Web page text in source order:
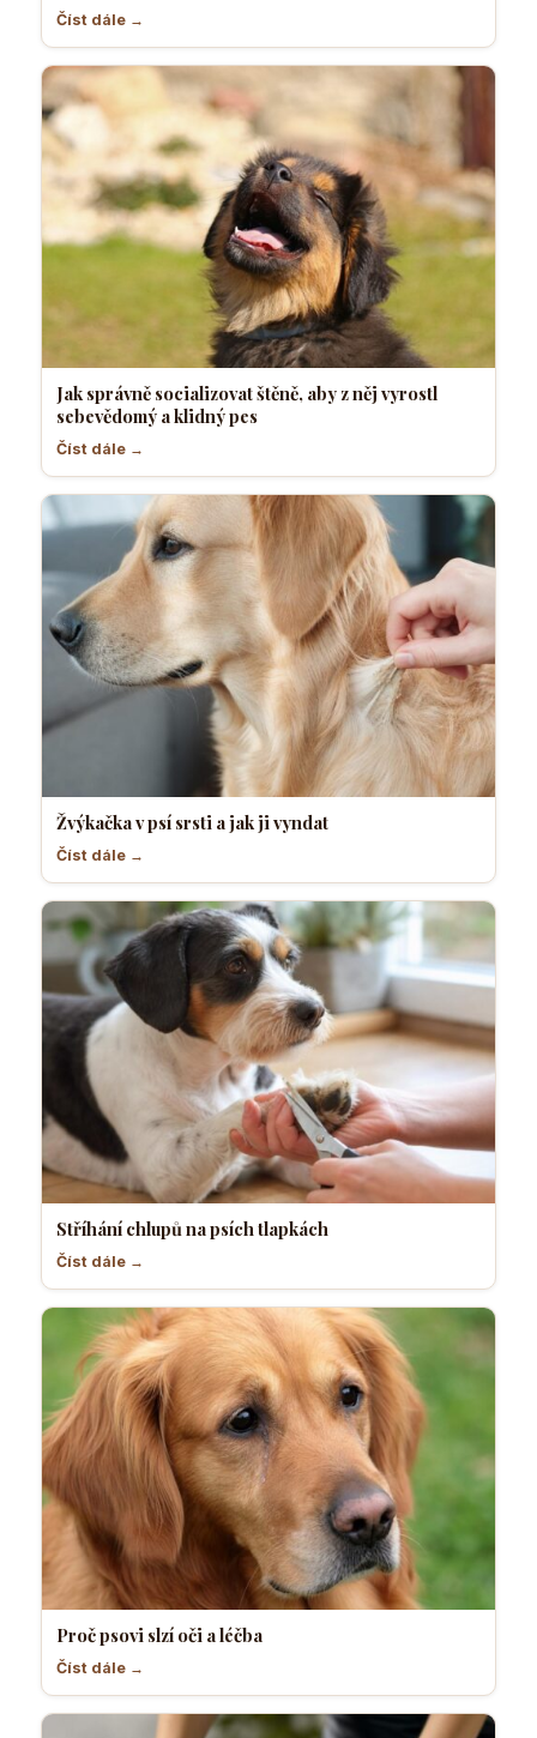
Číst dále →
Jak správně socializovat štěně, aby z něj vyrostl
sebevědomý a klidný pes
Číst dále →
Žvýkačka v psí srsti a jak ji vyndat
Číst dále →
Stříhání chlupů na psích tlapkách
Číst dále →
Proč psovi slzí oči a léčba
Číst dále →